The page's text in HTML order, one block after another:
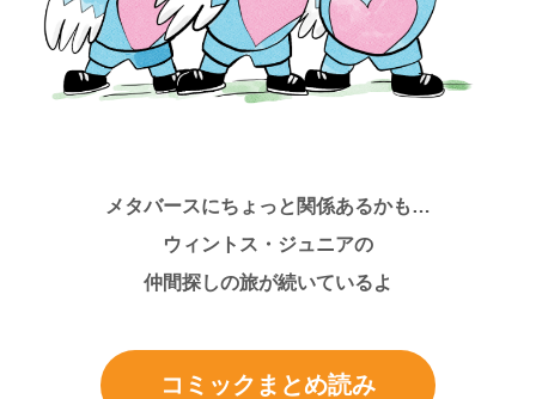
メタバースにちょっと関係あるかも…
ウィントス・ジュニアの
仲間探しの旅が続いているよ
コミックまとめ読み